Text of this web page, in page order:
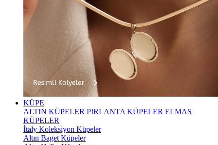
KÜPE
ALTIN KÜPELER PIRLANTA KÜPELER ELMAS
KÜPELER
İtaly Koleksiyon Küpeler
Altın Baget Küpeler